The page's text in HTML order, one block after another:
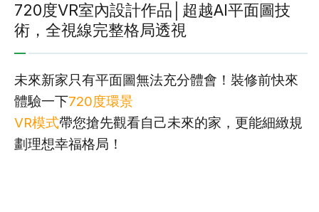
春城越蔡先生-設計師溝通規劃完善，整體來說相當滿意
720度VR室內設計作品│超越AI平面圖技
術，全視線完整格局透視
未來新家只有平面圖無法充分體會！裝修前快來
體驗一下720度環景
VR模式帶您搶先觀看自己未來的家，更能細緻規
劃理想幸福格局！